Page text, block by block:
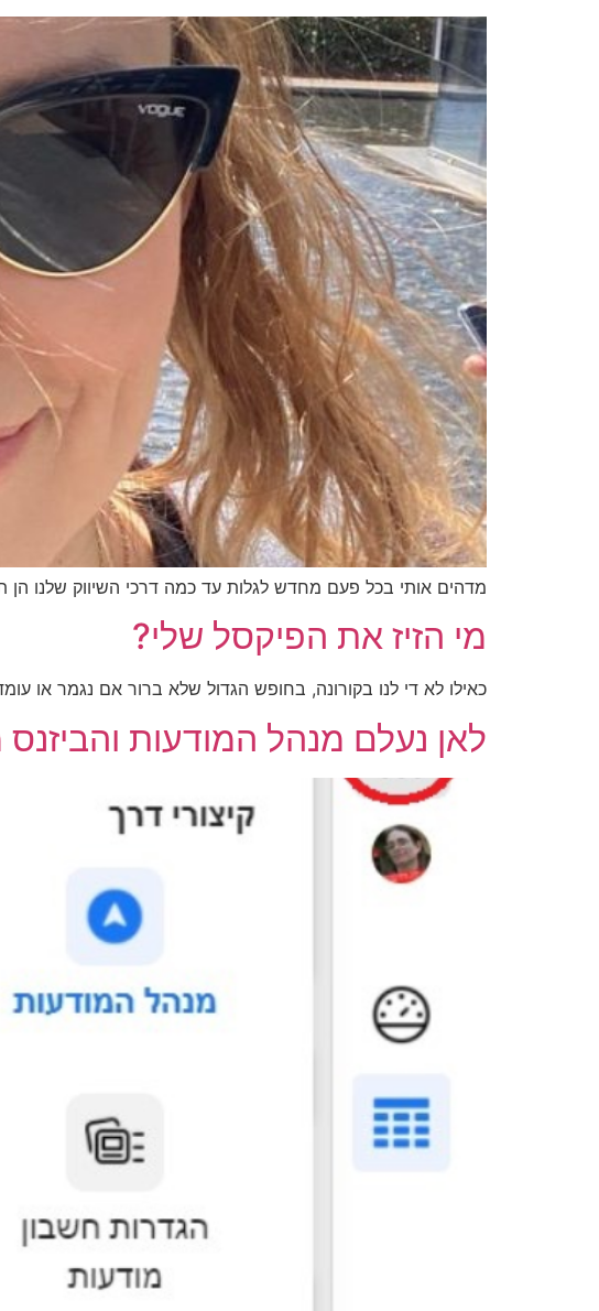
מדהים אותי בכל פעם מחדש לגלות עד כמה דרכי השיווק שלנו הן
מי הזיז את הפיקסל שלי?
כאילו לא די לנו בקורונה, בחופש הגדול שלא ברור אם נגמר או
לאן נעלם מנהל המודעות